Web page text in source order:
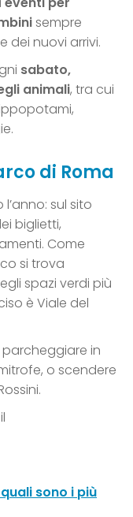
sempre
dei nuovi arrivi.
sabato,
animali, tra cui
di Roma
sul sito
biglietti,
Come
si trova
spazi verdi più
è Viale del
in
o scendere
sono i più